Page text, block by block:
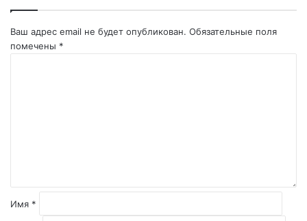
Ваш адрес email не будет опубликован. Обязательные поля
помечены *
и
й
Имя *